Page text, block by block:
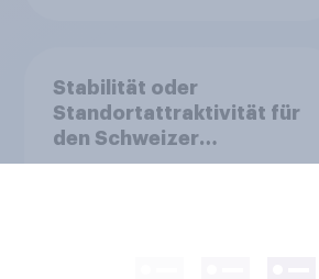
Stabilität oder
Standortattraktivität für
den Schweizer
Finanzplatz? Wo die